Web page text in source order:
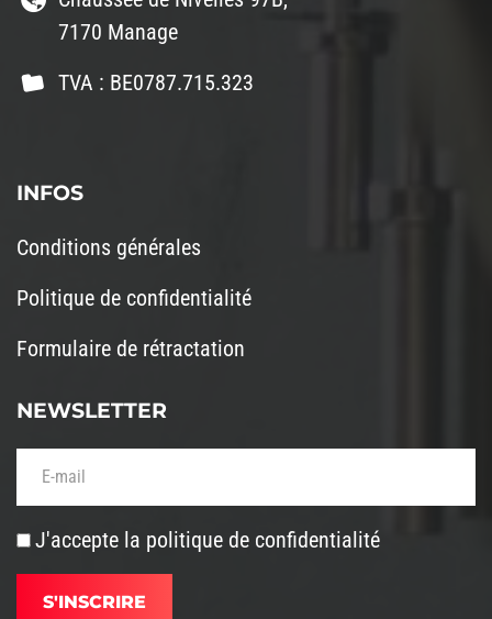
7170 Manage
TVA : BE0787.715.323
INFOS
Conditions générales
Politique de confidentialité
Formulaire de rétractation
NEWSLETTER
Votre adresse de messagerie (obligatoire)
J'accepte la politique de confidentialité